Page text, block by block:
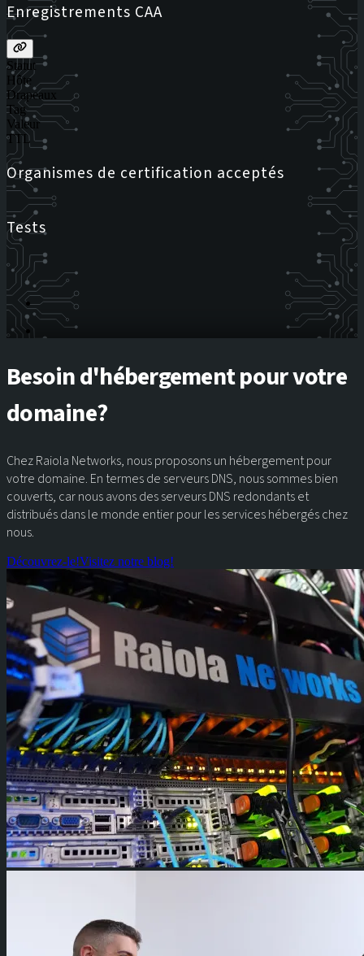
Enregistrements CAA
Statut
Hôte
Drapeaux
Tag
Valeur
TTL
Organismes de certification acceptés
Tests
Besoin d'hébergement pour votre
domaine?
Chez Raiola Networks, nous proposons un hébergement pour
votre domaine. En termes de serveurs DNS, nous sommes bien
couverts, car nous avons des serveurs DNS redondants et
distribués dans le monde entier pour les services hébergés chez
nous.
Découvrez-le!Visitez notre blog!